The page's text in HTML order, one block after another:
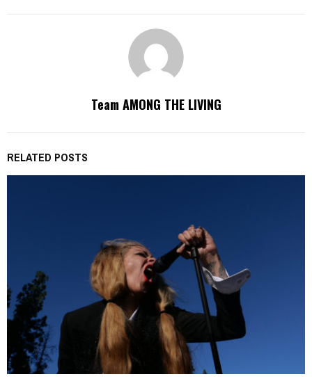
Team AMONG THE LIVING
RELATED POSTS